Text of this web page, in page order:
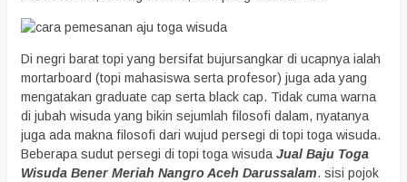
Di negri barat topi yang bersifat bujursangkar di ucapnya ialah
mortarboard (topi mahasiswa serta profesor) juga ada yang
mengatakan graduate cap serta black cap. Tidak cuma warna
di jubah wisuda yang bikin sejumlah filosofi dalam, nyatanya
juga ada makna filosofi dari wujud persegi di topi toga wisuda.
Beberapa sudut persegi di topi toga wisudaJual Baju Toga
Wisuda Bener Meriah Nangro Aceh Darussalam. sisi pojok